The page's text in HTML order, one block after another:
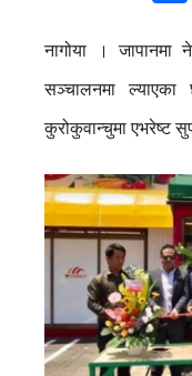
नागोया । जापानमा
सञ्चालनमा
कुरोकुवान्चुमा एभरेष्ट